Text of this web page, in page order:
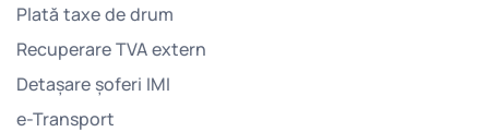
Plată taxe de drum
Recuperare TVA extern
Detașare șoferi IMI
e-Transport